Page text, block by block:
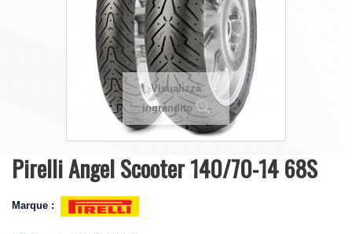
Visualizza
ingrandito
Pirelli Angel Scooter 140/70-14 68S
Marque :